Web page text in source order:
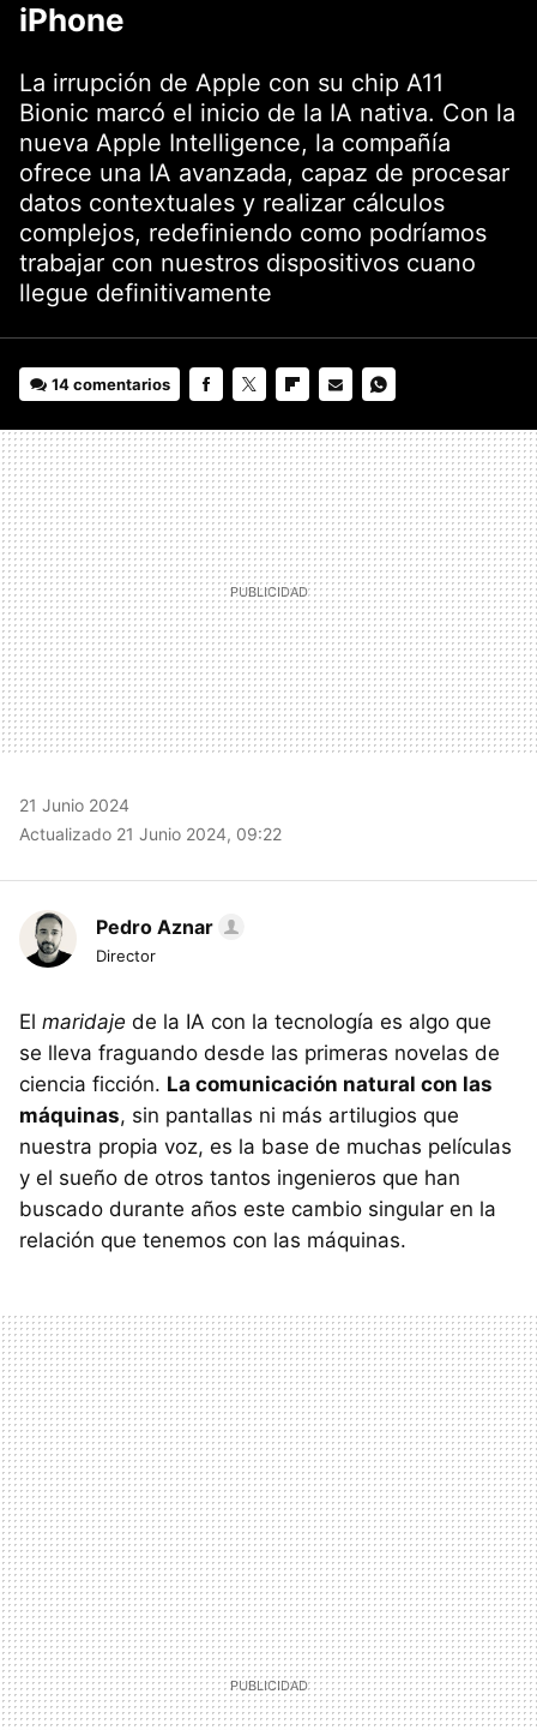
iPhone
La irrupción de Apple con su chip A11
Bionic marcó el inicio de la IA nativa. Con la
nueva Apple Intelligence, la compañía
ofrece una IA avanzada, capaz de procesar
datos contextuales y realizar cálculos
complejos, redefiniendo como podríamos
trabajar con nuestros dispositivos cuano
llegue definitivamente
14 comentarios
MAIL
21 Junio 2024
Actualizado 21 Junio 2024, 09:22
Pedro Aznar
Director
El maridaje de la IA con la tecnología es algo que
se lleva fraguando desde las primeras novelas de
ciencia ficción. La comunicación natural con las
máquinas, sin pantallas ni más artilugios que
nuestra propia voz, es la base de muchas películas
y el sueño de otros tantos ingenieros que han
buscado durante años este cambio singular en la
relación que tenemos con las máquinas.